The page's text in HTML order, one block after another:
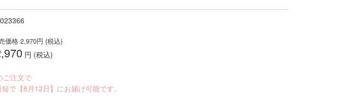
価格 2,970円 (税込)
円 (税込)
ご注文で
で【8月12日】にお届け可能です。